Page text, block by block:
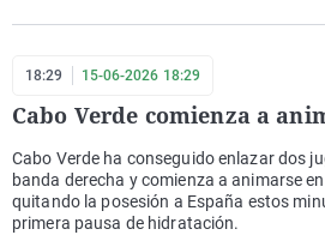
18:29 15-06-2026 18:29
Cabo Verde comienza a
Cabo Verde ha conseguido enlazar dos
banda derecha y comienza a animarse
quitando la posesión a España estos
primera pausa de hidratación.